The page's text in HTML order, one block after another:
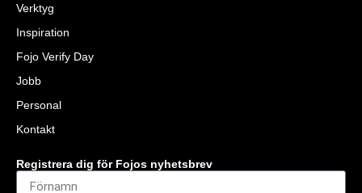
Verktyg
Inspiration
Fojo Verify Day
Jobb
Personal
Kontakt
Registrera dig för Fojos nyhetsbrev